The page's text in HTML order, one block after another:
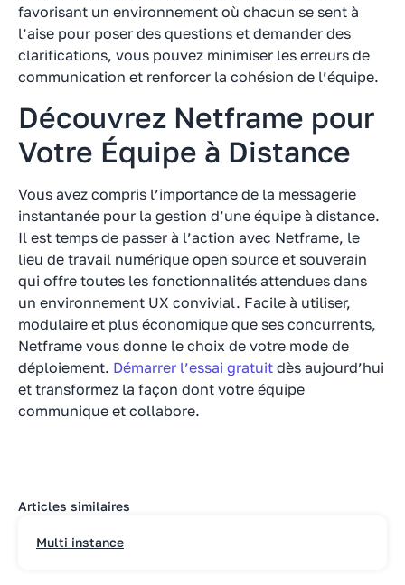
favorisant un environnement où chacun se sent à
l’aise pour poser des questions et demander des
clarifications, vous pouvez minimiser les erreurs de
communication et renforcer la cohésion de l’équipe.
Découvrez Netframe pour
Votre Équipe à Distance
Vous avez compris l’importance de la messagerie
instantanée pour la gestion d’une équipe à distance.
Il est temps de passer à l’action avec Netframe, le
lieu de travail numérique open source et souverain
qui offre toutes les fonctionnalités attendues dans
un environnement UX convivial. Facile à utiliser,
modulaire et plus économique que ses concurrents,
Netframe vous donne le choix de votre mode de
déploiement. Démarrer l’essai gratuit dès aujourd’hui
et transformez la façon dont votre équipe
communique et collabore.
Articles similaires
Multi instance